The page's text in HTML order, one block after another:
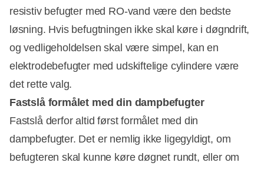
resistiv befugter med RO-vand være den bedste
løsning. Hvis befugtningen ikke skal køre i døgndrift,
og vedligeholdelsen skal være simpel, kan en
elektrodebefugter med udskiftelige cylindere være
det rette valg.
Fastslå formålet med din dampbefugter
Fastslå derfor altid først formålet med din
dampbefugter. Det er nemlig ikke ligegyldigt, om
befugteren skal kunne køre døgnet rundt, eller om